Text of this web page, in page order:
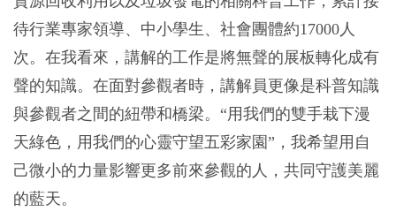
待行業專家領導、中小學生、社會團體約17000人
次。在我看來，講解的工作是將無聲的展板轉化成有
聲的知識。在面對參觀者時，講解員更像是科普知識
與參觀者之間的紐帶和橋梁。“用我們的雙手栽下漫
天綠色，用我們的心靈守望五彩家園”，我希望用自
己微小的力量影響更多前來參觀的人，共同守護美麗
的藍天。